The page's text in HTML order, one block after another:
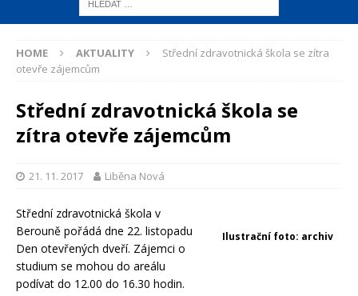
HOME AKTUALITY
Střední zdravotnická škola se zítra
otevře zájemcům
Střední zdravotnická škola se
zítra otevře zájemcům
21. 11. 2017 Liběna Nová
Ilustrační foto: archiv
Střední zdravotnická škola v
Berouně pořádá dne 22. listopadu
Den otevřených dveří. Zájemci o
studium se mohou do areálu
podívat do 12.00 do 16.30 hodin.